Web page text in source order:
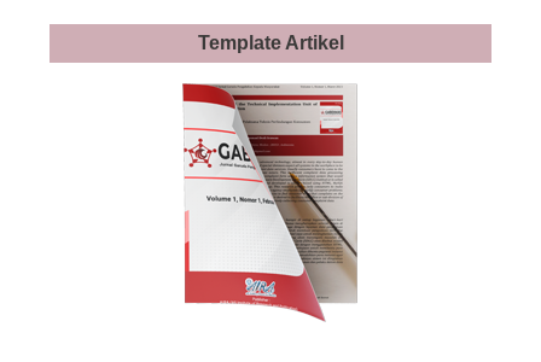
Template Artikel